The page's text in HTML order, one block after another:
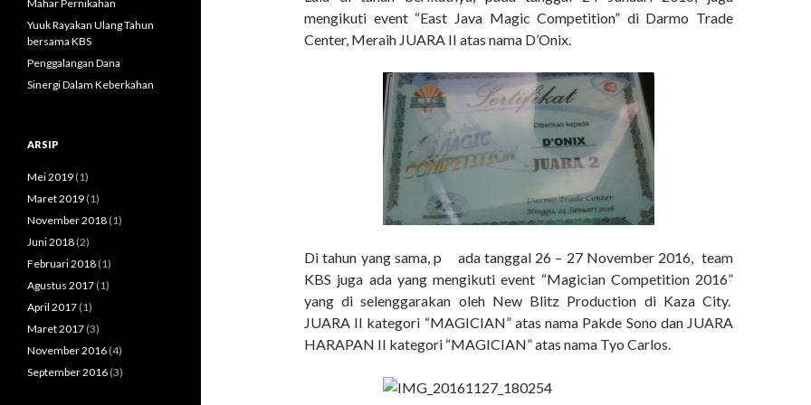
mengikuti event “East Java Magic Competition” di Darmo Trade
Center, Meraih JUARA II atas nama D’Onix.
Di tahun yang sama, p ada tanggal 26 – 27 November 2016, team
KBS juga ada yang mengikuti event “Magician Competition 2016”
yang di selenggarakan oleh New Blitz Production di Kaza City.
JUARA II kategori “MAGICIAN” atas nama Pakde Sono dan JUARA
HARAPAN II kategori “MAGICIAN” atas nama Tyo Carlos.
:
Mahar Pernikahan
Yuuk Rayakan Ulang Tahun
bersama KBS
Penggalangan Dana
Sinergi Dalam Keberkahan
ARSIP
Mei 2019 (1)
Maret 2019 (1)
November 2018 (1)
Juni 2018 (2)
Februari 2018 (1)
Agustus 2017 (1)
April 2017 (1)
Maret 2017 (3)
November 2016 (4)
September 2016 (3)